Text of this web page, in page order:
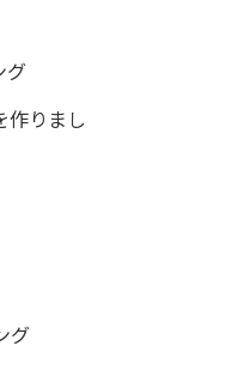
グ
作りまし
グ